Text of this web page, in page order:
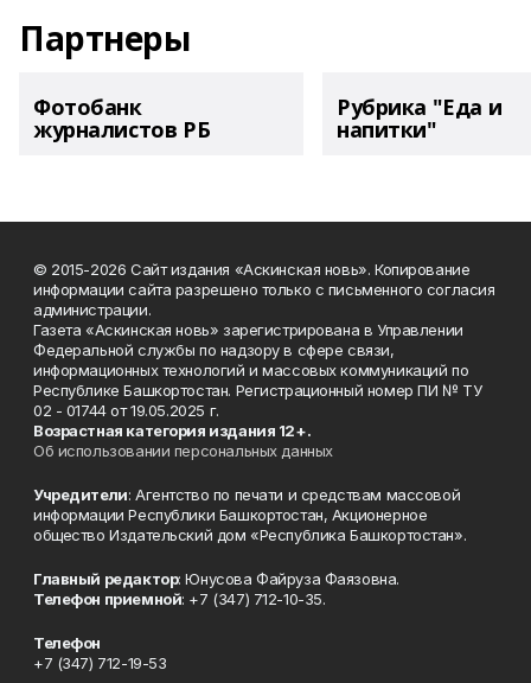
Партнеры
Фотобанк
журналистов РБ
Рубрика "Еда и
напитки"
© 2015-2026 Сайт издания «Аскинская новь». Копирование
информации сайта разрешено только с письменного согласия
администрации.
Газета «Аскинская новь» зарегистрирована в Управлении
Федеральной службы по надзору в сфере связи,
информационных технологий и массовых коммуникаций по
Республике Башкортостан. Регистрационный номер ПИ № ТУ
02 - 01744 от 19.05.2025 г.
Возрастная категория издания 12+.
Об использовании персональных данных
Учредители: Агентство по печати и средствам массовой
информации Республики Башкортостан, Акционерное
общество Издательский дом «Республика Башкортостан».
Главный редактор: Юнусова Файруза Фаязовна.
Телефон приемной: +7 (347) 712-10-35.
Телефон
+7 (347) 712-19-53